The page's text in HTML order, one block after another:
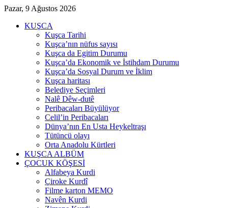
Pazar, 9 Ağustos 2026
KUŞCA
Kuşca Tarihi
Kuşca’nın nüfus sayısı
Kuşca da Egitim Durumu
Kuşca’da Ekonomik ve İstihdam Durumu
Kuşca’da Sosyal Durum ve İklim
Kuşca haritası
Belediye Seçimleri
Nalê Dêw-dutê
Peribacaları Büyülüyor
Celil’in Peribacaları
Dünya’nın En Usta Heykeltraşı
Tütüncü olayı
Orta Anadolu Kürtleri
KUŞCA ALBÜM
ÇOCUK KÖŞESİ
Alfabeya Kurdi
Çiroke Kurdî
Filme karton MEMO
Navên Kurdi